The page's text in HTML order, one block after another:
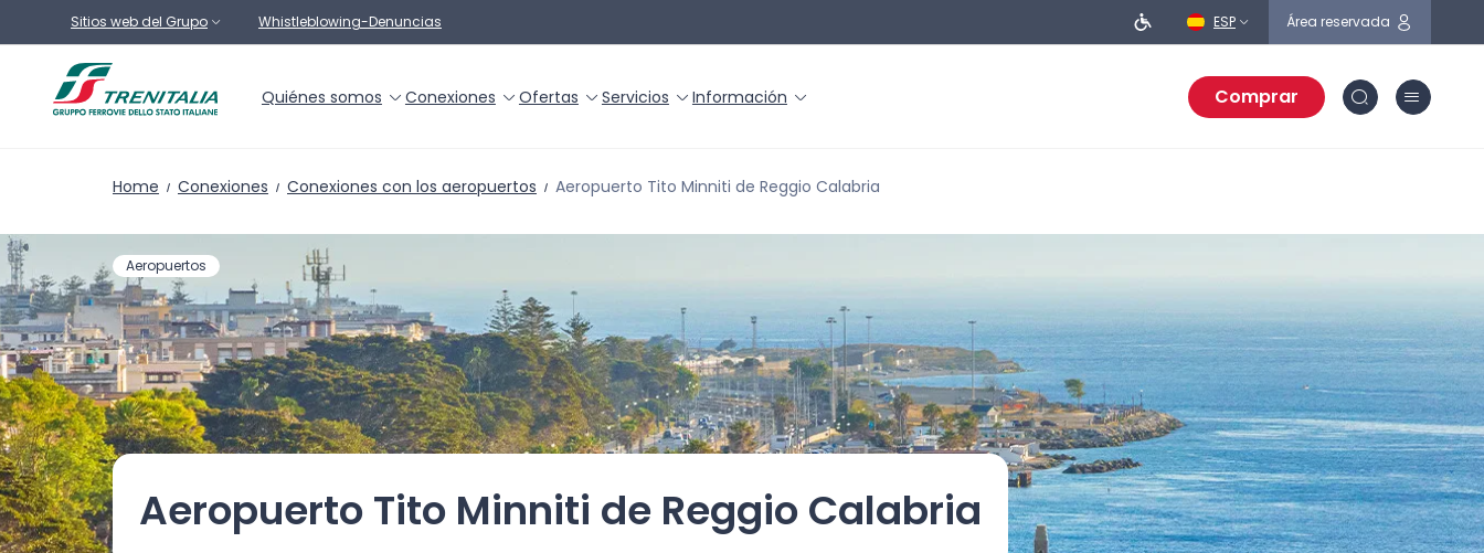
Ir al contenido principal
Sitios web del Grupo Whistleblowing-Denuncias ESP Área reservada
Quiénes somos Conexiones Ofertas Servicios Información Comprar
Home Conexiones Conexiones con los aeropuertos Aeropuerto Tito Minniti de Reggio Calabria
Aeropuertos
Aeropuerto Tito Minniti de Reggio Calabria